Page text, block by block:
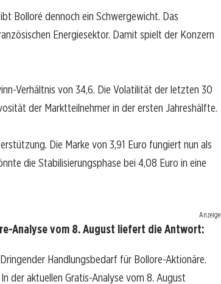
Bolloré dennoch ein Schwergewicht. Das
Energiesektor. Damit spielt der Konzern
Verhältnis von 34,6. Die Volatilität der letzten 30
der Marktteilnehmer in der ersten Jahreshälfte.
Die Marke von 3,91 Euro fungiert nun als
die Stabilisierungsphase bei 4,08 Euro in eine
Anzeige
Analyse vom 8. August liefert die Antwort:
Handlungsbedarf für Bollore-Aktionäre.
der aktuellen Gratis-Analyse vom 8. August